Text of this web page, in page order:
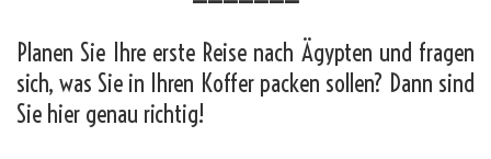
Planen Sie Ihre erste Reise nach Ägypten und fragen
sich, was Sie in Ihren Koffer packen sollen? Dann sind
Sie hier genau richtig!